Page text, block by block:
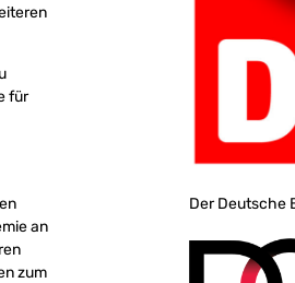
für
an
zum
Der Deutsche